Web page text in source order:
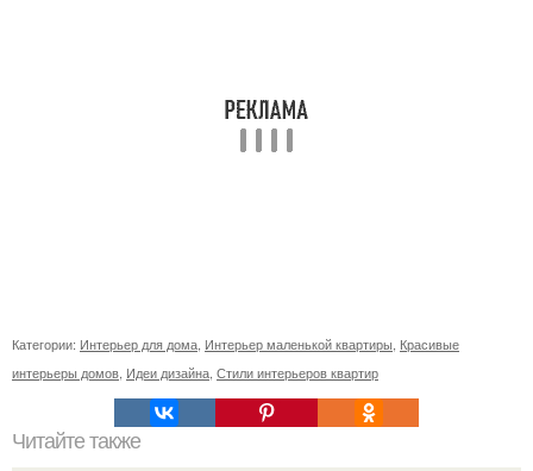
Категории: Интерьер для дома Интерьер маленькой квартиры Красивые
интерьеры домов Идеи дизайна Стили интерьеров квартир
Читайте также